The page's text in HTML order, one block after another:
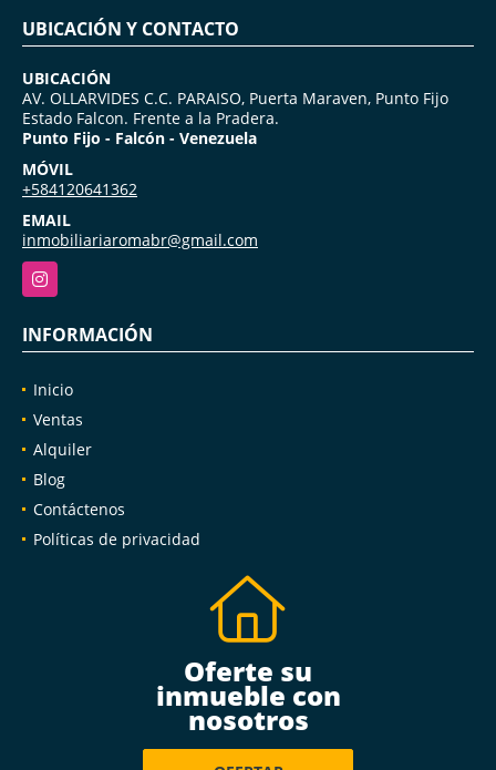
UBICACIÓN Y CONTACTO
UBICACIÓN
AV. OLLARVIDES C.C. PARAISO, Puerta Maraven, Punto Fijo
Estado Falcon. Frente a la Pradera.
Punto Fijo - Falcón - Venezuela
MÓVIL
+584120641362
EMAIL
inmobiliariaromabr@gmail.com
Instagram
INFORMACIÓN
Inicio
Ventas
Alquiler
Blog
Contáctenos
Políticas de privacidad
Oferte su
inmueble con
nosotros